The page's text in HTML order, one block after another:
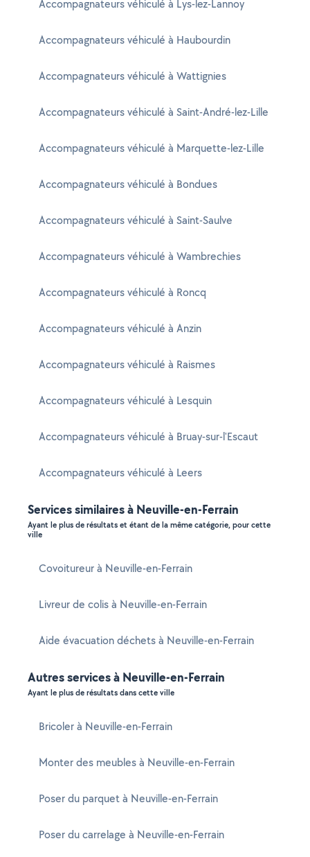
Accompagnateurs véhiculé à Lys-lez-Lannoy
Accompagnateurs véhiculé à Haubourdin
Accompagnateurs véhiculé à Wattignies
Accompagnateurs véhiculé à Saint-André-lez-Lille
Accompagnateurs véhiculé à Marquette-lez-Lille
Accompagnateurs véhiculé à Bondues
Accompagnateurs véhiculé à Saint-Saulve
Accompagnateurs véhiculé à Wambrechies
Accompagnateurs véhiculé à Roncq
Accompagnateurs véhiculé à Anzin
Accompagnateurs véhiculé à Raismes
Accompagnateurs véhiculé à Lesquin
Accompagnateurs véhiculé à Bruay-sur-l'Escaut
Accompagnateurs véhiculé à Leers
Services similaires à Neuville-en-Ferrain
Ayant le plus de résultats et étant de la même catégorie, pour cette
ville
Covoitureur à Neuville-en-Ferrain
Livreur de colis à Neuville-en-Ferrain
Aide évacuation déchets à Neuville-en-Ferrain
Autres services à Neuville-en-Ferrain
Ayant le plus de résultats dans cette ville
Bricoler à Neuville-en-Ferrain
Monter des meubles à Neuville-en-Ferrain
Poser du parquet à Neuville-en-Ferrain
Poser du carrelage à Neuville-en-Ferrain